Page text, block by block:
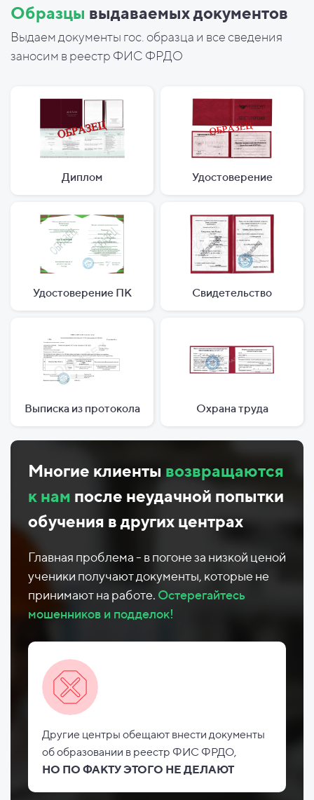
Образцы выдаваемых документов
Выдаем документы гос. образца и все сведения
заносим в реестр ФИС ФРДО
Диплом Удостоверение
Удостоверение ПК Свидетельство
Выписка из протокола Охрана труда
Многие клиенты возвращаются
к нам после неудачной попытки
обучения в других центрах
Главная проблема - в погоне за низкой ценой
ученики получают документы, которые не
принимают на работе. Остерегайтесь
мошенников и подделок!
Другие центры обещают внести документы
обобразовании в реестр ФИС ФРДО,
НО ПО ФАКТУ ЭТОГО НЕ ДЕЛАЮТ